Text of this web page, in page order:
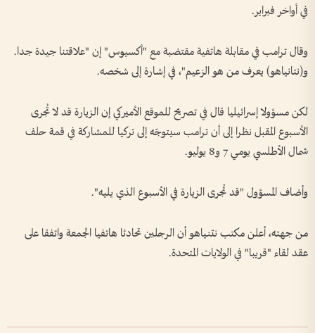
في أواخر فبراير.
وقال ترامب في مقابلة هاتفية مقتضبة مع "أكسيوس" إن "علاقتنا جيدة جدا.
و(نتانياهو) يعرف من هو الزعيم"، في إشارة إلى شخصه.
لكن مسؤولا إسرائيليا قال في تصريح للموقع الأميركي إن الزيارة قد لا تُجرى
الأسبوع المقبل نظرا إلى أن ترامب سيتوجّه إلى تركيا للمشاركة في قمة حلف
شمال الأطلسي يومي 7 و8 يوليو.
وأضاف المسؤول "قد تُجرى الزيارة في الأسبوع الذي يليه".
من جهته، أعلن مكتب نتنياهو أن الرجلين تحادثا هاتفيا الجمعة واتفقا على
عقد لقاء "قريبا" في الولايات المتحدة.